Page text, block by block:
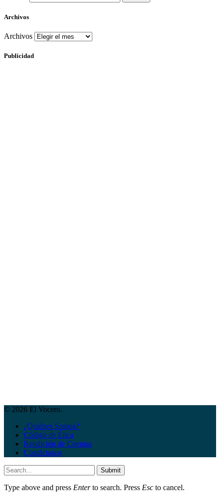
Archivos
Archivos
Publicidad
© 2026 El Vocero.
¿Quiénes Somos?
Código de Ética
Rendición de Cuentas
Contáctanos
Submit
Type above and press Enterto search. Press Esc to cancel.